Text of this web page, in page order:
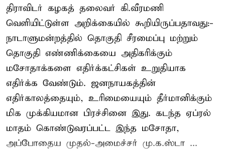
திராவிடர் கழகத் தலைவர் கி.வீரமணி
வெளியிட்டுள்ள அறிக்கையில் கூறியிருப்பதாவது:-
நாடாளுமன்றத்தில் தொகுதி சீரமைப்பு மற்றும்
தொகுதி எண்ணிக்கையை அதிகரிக்கும்
மசோதாக்களை எதிர்க்கட்சிகள் உறுதியாக
எதிர்க்க வேண்டும். ஜனநாயகத்தின்
எதிர்காலத்தையும், உரிமையையும் தீர்மானிக்கும்
மிக முக்கியமான பிரச்சினை இது. கடந்த ஏப்ரல்
மாதம் கொண்டுவரப்பட்ட இந்த மசோதா,
அப்போதைய முதல்-அமைச்சர் மு.க.ஸ்டா ...